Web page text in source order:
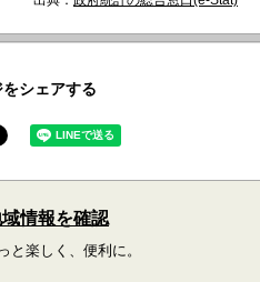
シェアする
情報を確認
と楽しく、便利に。